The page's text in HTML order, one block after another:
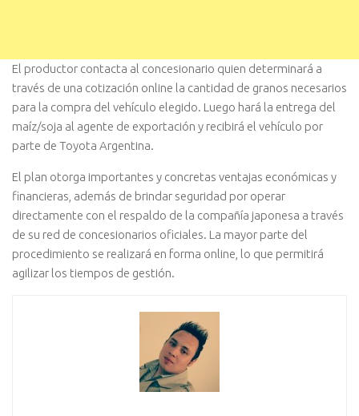
El productor contacta al concesionario quien determinará a
través de una cotización online la cantidad de granos necesarios
para la compra del vehículo elegido. Luego hará la entrega del
maíz/soja al agente de exportación y recibirá el vehículo por
parte de Toyota Argentina.
El plan otorga importantes y concretas ventajas económicas y
financieras, además de brindar seguridad por operar
directamente con el respaldo de la compañía japonesa a través
de su red de concesionarios oficiales. La mayor parte del
procedimiento se realizará en forma online, lo que permitirá
agilizar los tiempos de gestión.